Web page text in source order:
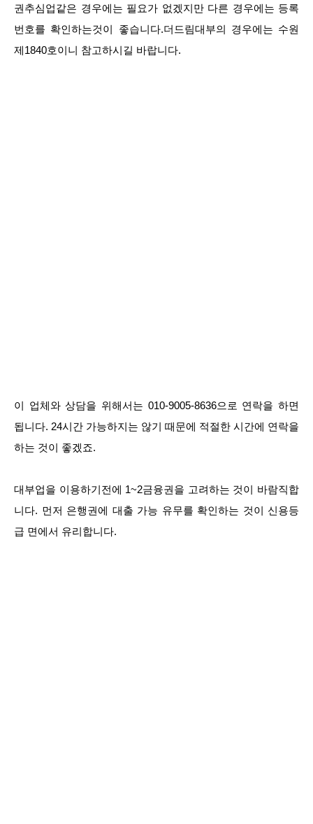
권추심업같은 경우에는 필요가 없겠지만 다른 경우에는 등록
번호를 확인하는것이 좋습니다.더드림대부의 경우에는 수원
제1840호이니 참고하시길 바랍니다.
이 업체와 상담을 위해서는 010-9005-8636으로 연락을 하면
됩니다. 24시간 가능하지는 않기 때문에 적절한 시간에 연락을
하는 것이 좋겠죠.
대부업을 이용하기전에 1~2금융권을 고려하는 것이 바람직합
니다. 먼저 은행권에 대출 가능 유무를 확인하는 것이 신용등
급 면에서 유리합니다.